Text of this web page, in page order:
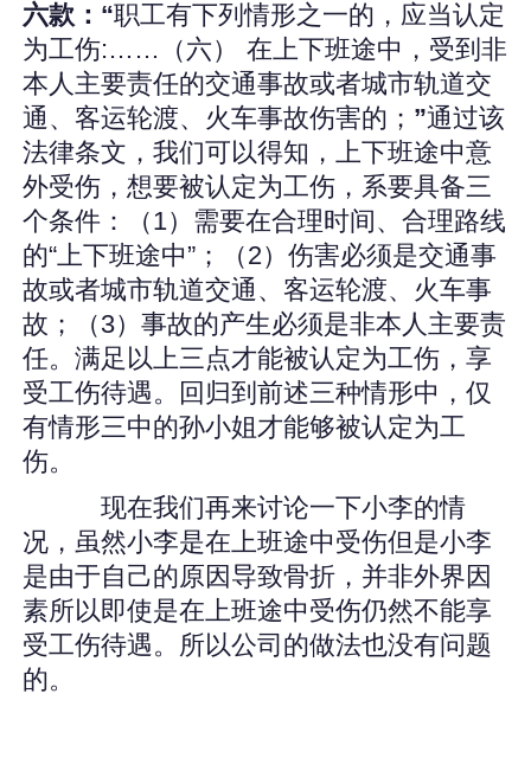
六款：“职工有下列情形之一的，应当认定
为工伤:……（六） 在上下班途中，受到非
本人主要责任的交通事故或者城市轨道交
通、客运轮渡、火车事故伤害的； ”通过该
法律条文，我们可以得知，上下班途中意
外受伤，想要被认定为工伤，系要具备三
个条件：（1）需要在合理时间、合理路线
的“上下班途中”；（2）伤害必须是交通事
故或者城市轨道交通、客运轮渡、火车事
故；（3）事故的产生必须是非本人主要责
任。满足以上三点才能被认定为工伤，享
受工伤待遇。回归到前述三种情形中，仅
有情形三中的孙小姐才能够被认定为工
伤。
现在我们再来讨论一下小李的情
况，虽然小李是在上班途中受伤但是小李
是由于自己的原因导致骨折，并非外界因
素所以即使是在上班途中受伤仍然不能享
受工伤待遇。所以公司的做法也没有问题
的。